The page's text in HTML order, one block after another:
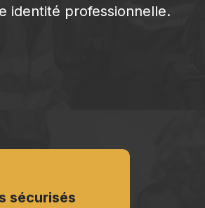
identité professionnelle.
sécurisés